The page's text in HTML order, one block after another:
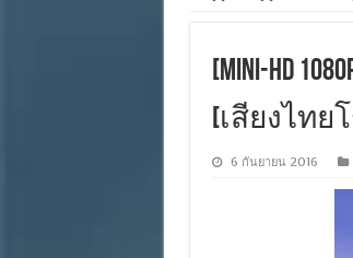
[MINI-HD
[เสียงไทยโรง
6 กันยายน 2016